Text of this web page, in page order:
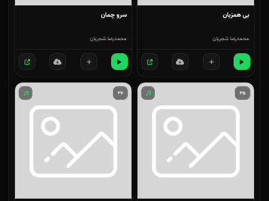
بی همزبان
محمدرضا شجریان
سرو چمان
محمدرضا شجریان
۳۵ ۳۶